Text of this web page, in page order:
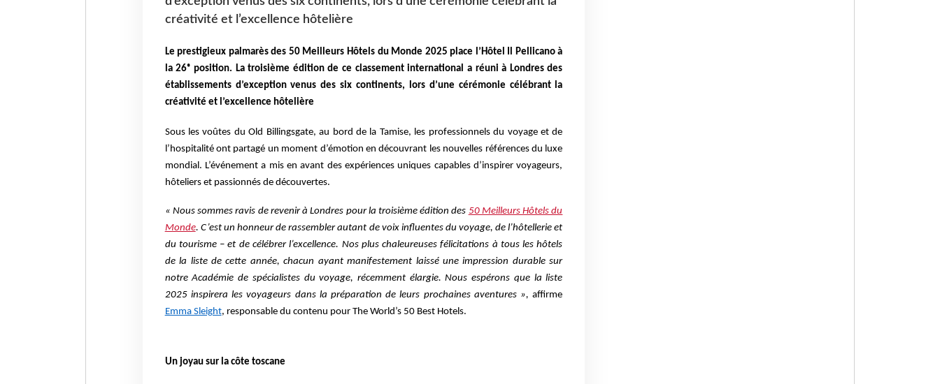
créativité et l’excellence hôtelière
Le prestigieux palmarès des 50 Meilleurs Hôtels du Monde 2025 place l’Hôtel Il Pellicano à
la 26ᵉ position. La troisième édition de ce classement international a réuni à Londres des
établissements d’exception venus des six continents, lors d’une cérémonie célébrant la
créativité et l’excellence hôtelière
Sous les voûtes du Old Billingsgate, au bord de la Tamise, les professionnels du voyage et de
l’hospitalité ont partagé un moment d’émotion en découvrant les nouvelles références du luxe
mondial. L’événement a mis en avant des expériences uniques capables d’inspirer voyageurs,
hôteliers et passionnés de découvertes.
« Nous sommes ravis de revenir à Londres pour la troisième édition des 50 Meilleurs Hôtels du
Monde. C’est un honneur de rassembler autant de voix influentes du voyage, de l’hôtellerie et
du tourisme – et de célébrer l’excellence. Nos plus chaleureuses félicitations à tous les hôtels
de la liste de cette année, chacun ayant manifestement laissé une impression durable sur
notre Académie de spécialistes du voyage, récemment élargie. Nous espérons que la liste
2025 inspirera les voyageurs dans la préparation de leurs prochaines aventures »,affirme
Emma Sleight, responsable du contenu pour The World’s 50 Best Hotels.
Un joyau sur la côte toscane